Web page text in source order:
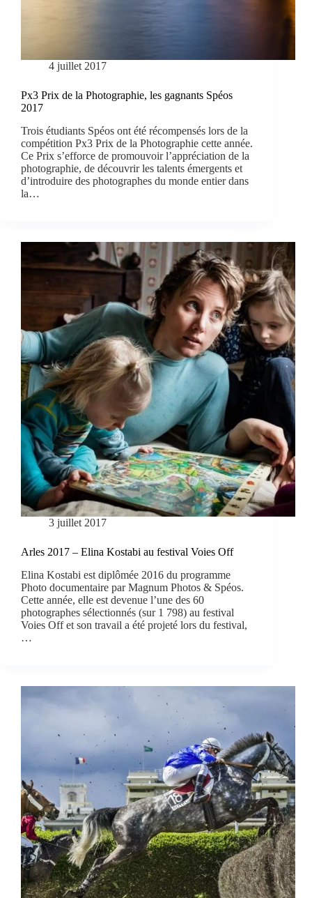
4 juillet 2017
Px3 Prix de la Photographie, les gagnants Spéos
2017
Trois étudiants Spéos ont été récompensés lors de la
compétition Px3 Prix de la Photographie cette année.
Ce Prix s’efforce de promouvoir l’appréciation de la
photographie, de découvrir les talents émergents et
d’introduire des photographes du monde entier dans
la…
3 juillet 2017
Arles 2017 – Elina Kostabi au festival Voies Off
Elina Kostabi est diplômée 2016 du programme
Photo documentaire par Magnum Photos & Spéos.
Cette année, elle est devenue l’une des 60
photographes sélectionnés (sur 1 798) au festival
Voies Off et son travail a été projeté lors du festival,
…